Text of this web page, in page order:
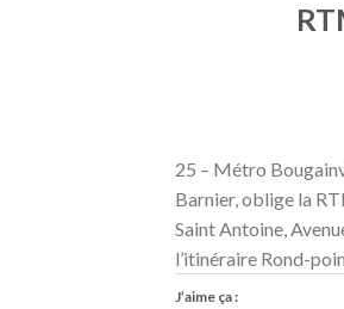
25 – Métro
Barnier, oblige la
Saint Antoine,
l’itinéraire Rond-
J’aime ça :